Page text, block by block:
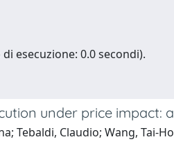
esecuzione: 0.0 secondi).
under price impact:
Tebaldi, Claudio; Wang, Tai-Ho